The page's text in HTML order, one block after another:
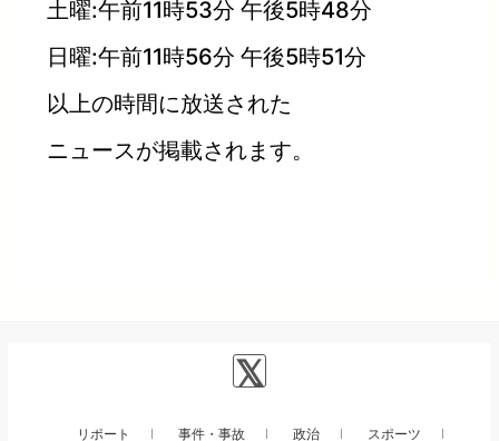
土曜:午前11時53分 午後5時48分
日曜:午前11時56分 午後5時51分
以上の時間に放送された
ニュースが掲載されます。
リポート 事件・事故 政治 スポーツ